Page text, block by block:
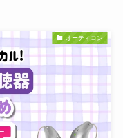
オーティコン